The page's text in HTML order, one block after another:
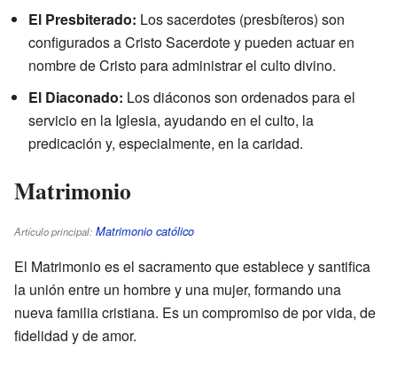
El Presbiterado: Los sacerdotes (presbíteros) son
configurados a Cristo Sacerdote y pueden actuar en
nombre de Cristo para administrar el culto divino.
El Diaconado: Los diáconos son ordenados para el
servicio en la Iglesia, ayudando en el culto, la
predicación y, especialmente, en la caridad.
Matrimonio
Artículo principal: Matrimonio católico
El Matrimonio es el sacramento que establece y santifica
la unión entre un hombre y una mujer, formando una
nueva familia cristiana. Es un compromiso de por vida, de
fidelidad y de amor.